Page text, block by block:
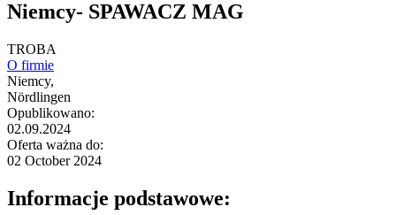
Niemcy- SPAWACZ MAG
TROBA
O firmie
Niemcy,
Nördlingen
Opublikowano:
02.09.2024
Oferta ważna do:
02 October 2024
Informacje podstawowe: